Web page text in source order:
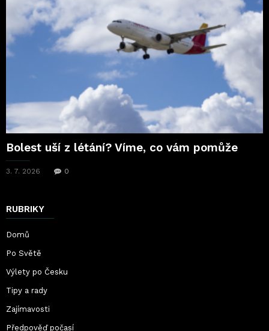
Bolest uší z létání? Víme, co vám pomůže
3. 7. 2026 0
RUBRIKY
Domů
Po Světě
Výlety po Česku
Tipy a rady
Zajímavosti
Předpověď počasí